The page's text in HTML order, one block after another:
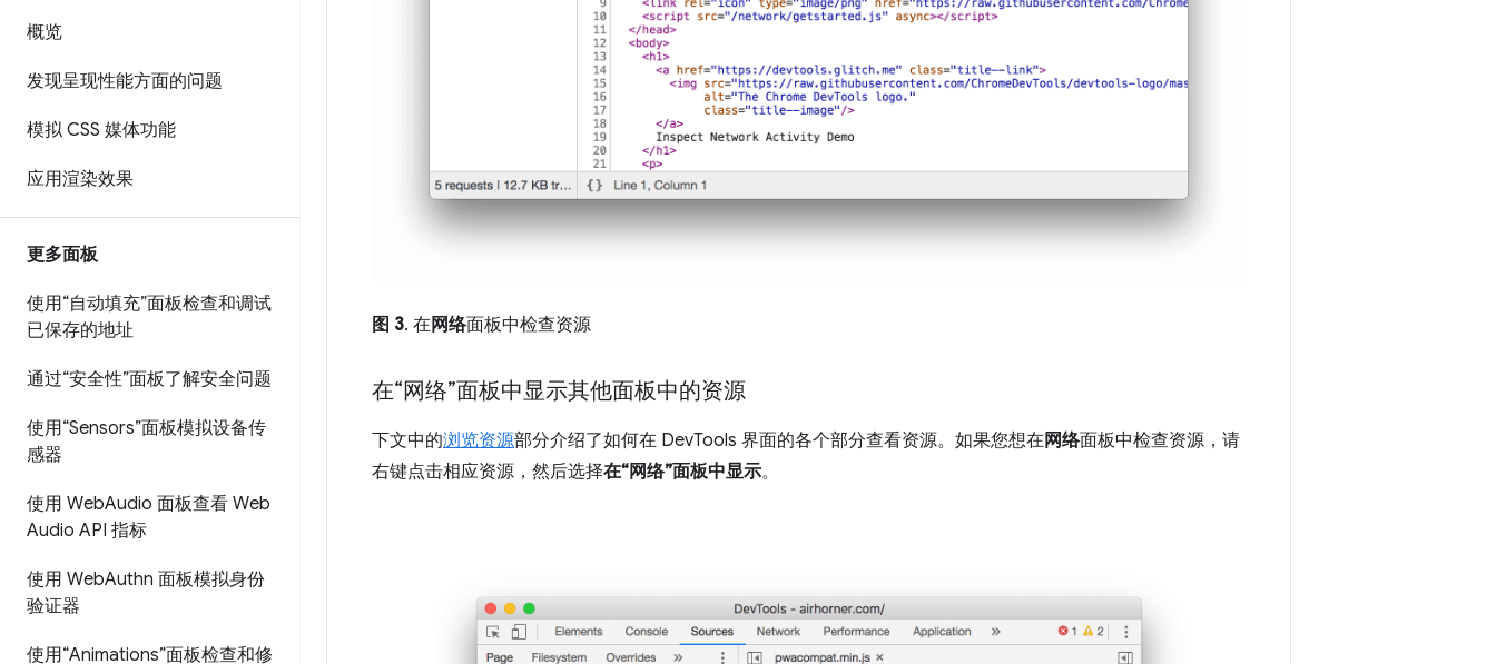
概览
发现呈现性能方面的问题
模拟 CSS 媒体功能
应用渲染效果
更多面板
使用“自动填充”面板检查和调试
已保存的地址
通过“安全性”面板了解安全问题
使用“Sensors”面板模拟设备传
感器
使用 WebAudio 面板查看 Web
Audio API 指标
使用 WebAuthn 面板模拟身份
验证器
使用“Animations”面板检查和修
图 3. 在网络面板中检查资源
在“网络”面板中显示其他面板中的资源
下文中的浏览资源部分介绍了如何在 DevTools 界面的各个部分查看资源。如果您想在网络面板中检查资源，请
右键点击相应资源，然后选择在“网络”面板中显示。